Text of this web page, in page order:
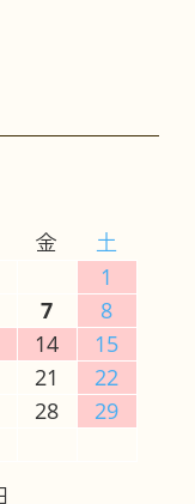
金
土
1
7
8
14
15
21
22
28
29